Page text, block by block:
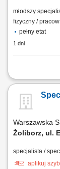
młodszy
fizyczny /
pełny etat
1 dni
Obowiązki na
przeglądów
producentów.
Warszawska
Żoliborz, ul.
specjalista /
aplikuj